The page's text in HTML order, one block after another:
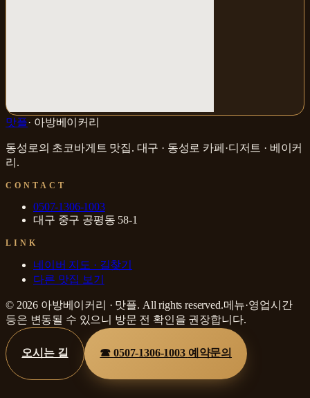
맛플· 아방베이커리
동성로의 초코바게트 맛집. 대구 · 동성로 카페·디저트 · 베이커
리 .
CONTACT
0507-1306-1003
대구 중구 공평동 58-1
LINK
네이버 지도 · 길찾기
다른 맛집 보기
© 2026 아방베이커리 · 맛플. All rights reserved.메뉴·영업시간
등은 변동될 수 있으니 방문 전 확인을 권장합니다.
오시는 길 ☎0507-1306-1003 예약문의